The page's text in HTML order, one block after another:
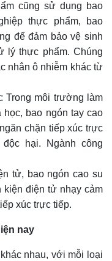
cũng sử dụng bao
thực phẩm, bao
để đảm bảo vệ sinh
lý thực phẩm. Chúng
nhân ô nhiễm khác từ
Trong môi trường làm
bao ngón tay cao
chặn tiếp xúc trực
hại. Ngành công
tử, bao ngón cao su
điện tử nhạy cảm
xúc trực tiếp.
nay
nhau, với mỗi loại